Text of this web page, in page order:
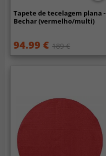
Tapete de tecelagem plana -
Bechar (vermelho/multi)
94.99 € 189 €